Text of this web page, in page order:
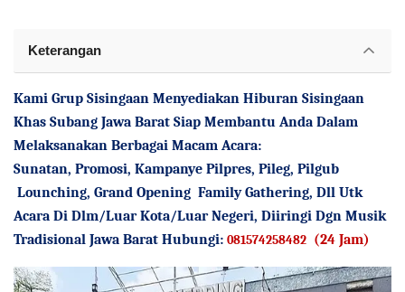
Keterangan
Kami Grup Sisingaan Menyediakan Hiburan Sisingaan
Khas Subang Jawa Barat Siap Membantu Anda Dalam
Melaksanakan Berbagai Macam Acara:
Sunatan, Promosi, Kampanye Pilpres, Pileg, Pilgub
Lounching, Grand Opening Family Gathering, Dll Utk
Acara Di Dlm/Luar Kota/Luar Negeri, Diiringi Dgn Musik
Tradisional Jawa Barat Hubungi: 081574258482 (24 Jam)